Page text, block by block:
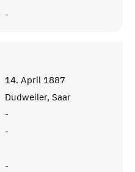
-
14. April 1887
Dudweiler, Saar
-
-
-